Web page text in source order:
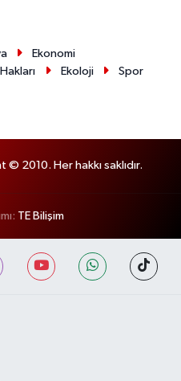
Ekonomi
Ekoloji
Spor
© 2010. Her hakkı saklıdır.
TE Bilişim